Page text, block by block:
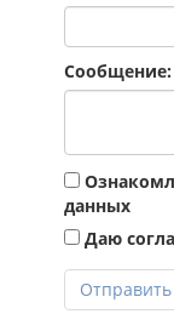
Сообщение:
данных
Даю
Отправить